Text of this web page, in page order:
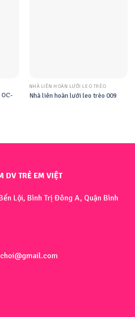
NHÀ LIÊN HOÀN LƯỚI LEO TRÈO
Nhà liên hoàn lưới leo trèo 009
DV TRẺ EM VIỆT
Lội, Bình Trị Đông A, Quận Bình